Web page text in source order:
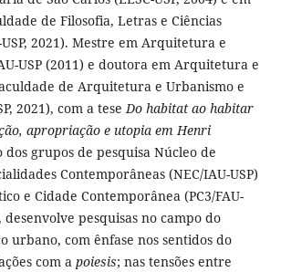
de Filosofia, Letras e Ciências
2021). Mestre em Arquitetura e
USP (2011) e doutora em Arquitetura e
de Arquitetura e Urbanismo e
2021), com a teseDo habitat ao habitar
apropriação e utopia em Henri
dos grupos de pesquisa Núcleo de
Contemporâneas (NEC/IAU-USP)
e Cidade Contemporânea (PC3/FAU-
desenvolve pesquisas no campo do
urbano, com ênfase nos sentidos do
com a poiesis; nas tensões entre